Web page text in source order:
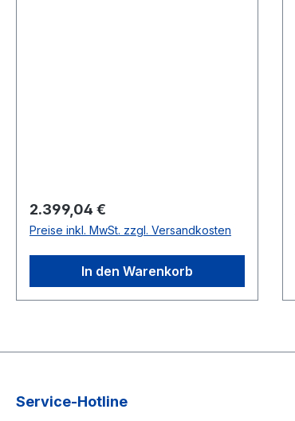
Regulärer Preis:
2.399,04 €
Preise inkl. MwSt. zzgl. Versandkosten
In den Warenkorb
Service-Hotline